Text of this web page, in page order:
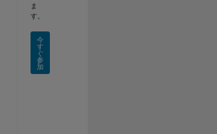
ま
す。
今
す
ぐ
参
加